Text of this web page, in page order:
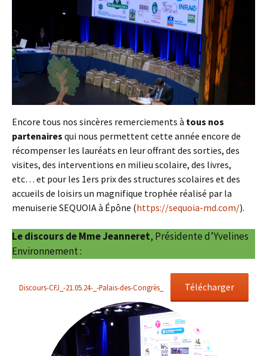
Encore tous nos sincères remerciements à tous nos
partenaires qui nous permettent cette année encore de
récompenser les lauréats en leur offrant des sorties, des
visites, des interventions en milieu scolaire, des livres,
etc… et pour les 1ers prix des structures scolaires et des
accueils de loisirs un magnifique trophée réalisé par la
menuiserie SEQUOIA à Épône (https://sequoia-md.com/).
Le discours de Mme Jeanneret, Présidente d’Yvelines
Environnement :
Discours-CFJ_-21.05.24-_-Palais-des-Congrès_ Télécharger